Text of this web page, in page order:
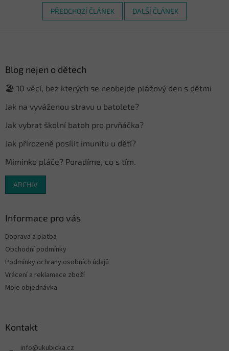
PŘEDCHOZÍ ČLÁNEK DALŠÍ ČLÁNEK
Blog nejen o dětech
🏖️ 10 věcí, bez kterých se neobejde plážový den s dětmi
Jak na vyváženou stravu u batolete?
Jak vybrat školní batoh pro prvňáčka?
Jak přirozeně posílit imunitu u dětí?
Miminko pláče? Poradíme, co s tím.
ARCHIV
Informace pro vás
Doprava a platba
Obchodní podmínky
Podmínky ochrany osobních údajů
Vrácení a reklamace zboží
Moje objednávka
Kontakt
info@ukubicka.cz